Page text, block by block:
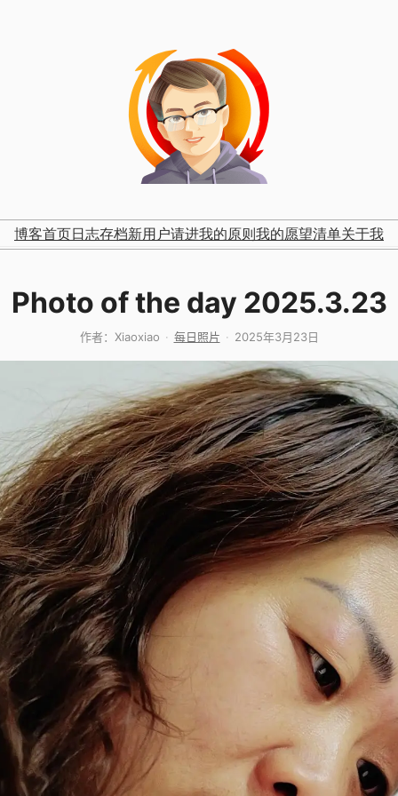
博客首页日志存档新用户请进我的原则 我的愿望清单关于我
Photo of the day 2025.3.23
作者： Xiaoxiao 每日照片 2025年3月23日